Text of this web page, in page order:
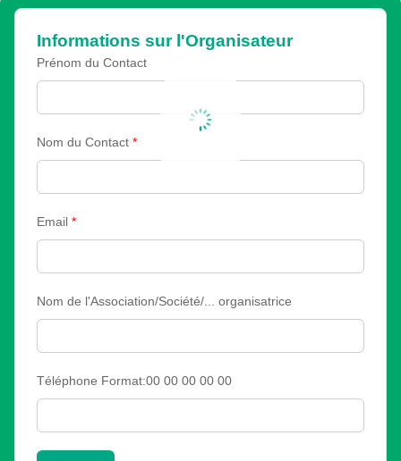
Informations sur l'Organisateur
Prénom du Contact
Nom du Contact *
Email *
Nom de l'Association/Société/... organisatrice
Téléphone Format:00 00 00 00 00